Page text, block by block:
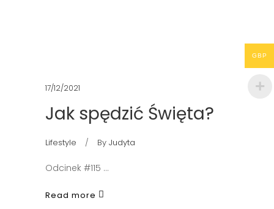
17/12/2021
Jak spędzić Święta?
Lifestyle By Judyta
Odcinek #115
Read more
GBP